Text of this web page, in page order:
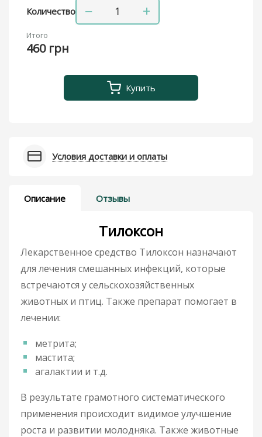
Количество − +
Итого
460 грн
Купить
Условия доставки и оплаты
Описание Отзывы
Тилоксон
Лекарственное средство Тилоксон назначают
для лечения смешанных инфекций, которые
встречаются у сельскохозяйственных
животных и птиц. Также препарат помогает в
лечении:
метрита;
мастита;
агалактии и т.д.
В результате грамотного систематического
применения происходит видимое улучшение
роста и развитии молодняка. Также животные